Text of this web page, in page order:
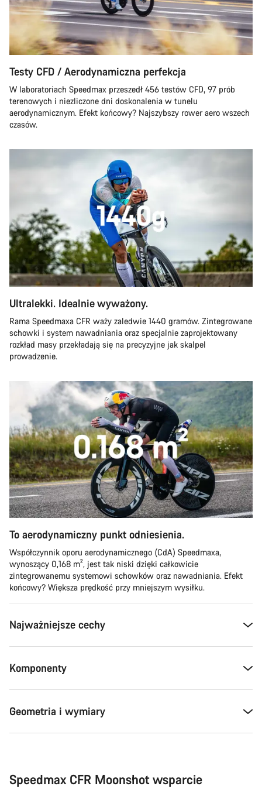
Testy CFD / Aerodynamiczna perfekcja
W laboratoriach Speedmax przeszedł 456 testów CFD, 97 prób
terenowych i niezliczone dni doskonalenia w tunelu
aerodynamicznym. Efekt końcowy? Najszybszy rower aero wszech
czasów.
Ultralekki. Idealnie wyważony.
Rama Speedmaxa CFR waży zaledwie 1440 gramów. Zintegrowane
schowki i system nawadniania oraz specjalnie zaprojektowany
rozkład masy przekładają się na precyzyjne jak skalpel
prowadzenie.
To aerodynamiczny punkt odniesienia.
Współczynnik oporu aerodynamicznego (CdA) Speedmaxa,
wynoszący 0,168 m², jest tak niski dzięki całkowicie
zintegrowanemu systemowi schowków oraz nawadniania. Efekt
końcowy? Większa prędkość przy mniejszym wysiłku.
Najważniejsze cechy
Komponenty
Geometria i wymiary
Speedmax CFR Moonshot wsparcie